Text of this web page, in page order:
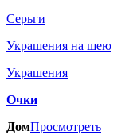
Серьги
Украшения на шею
Украшения
Очки
ДомПросмотреть